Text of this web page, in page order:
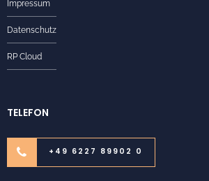
Impressum
Datenschutz
RP Cloud
TELEFON
+49 6227 89902 0